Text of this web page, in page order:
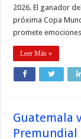
2026. El ganador
próxima Copa
promete
Leer Más »
Guatemala
Premundial